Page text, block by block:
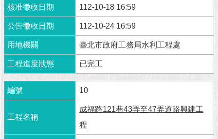
112-10-18 16:59
112-10-24 16:59
臺北市政府工務局水利工程處
已完工
10
成福路121巷43弄至47弄道路興建工
程